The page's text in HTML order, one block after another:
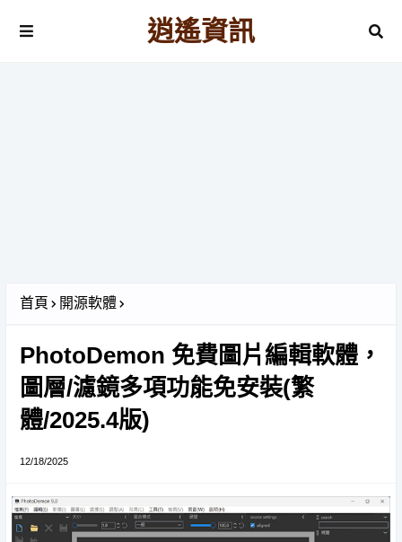
逍遙資訊
首頁 開源軟體
PhotoDemon 免費圖片編輯軟體，
圖層/濾鏡多項功能免安裝(繁
體/2025.4版)
12/18/2025